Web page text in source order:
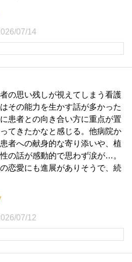
07/14
の思い残しが視えてしまう看護
その能力を生かす話が多かった
患者との向き合い方に重点が置
てきたかなと感じる。他病院か
者への献身的な寄り添いや、植
の話が感動的で思わず涙が…。
恋愛にも進展がありそうで、続
07/12